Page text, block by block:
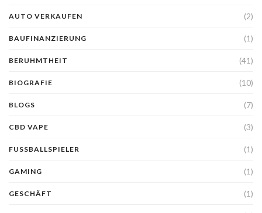
AUTO VERKAUFEN (2)
BAUFINANZIERUNG (1)
BERUHMTHEIT (41)
BIOGRAFIE (10)
BLOGS (7)
CBD VAPE (3)
FUSSBALLSPIELER (1)
GAMING (1)
GESCHÄFT (1)